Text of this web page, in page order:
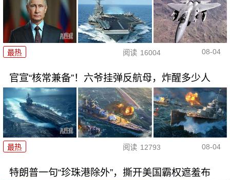
最热 阅读 16004 08-04
官宣“核常兼备”！六爷挂弹反航母，炸醒多少人
最热 阅读 12793 08-04
特朗普一句“珍珠港除外”，撕开美国霸权遮羞布